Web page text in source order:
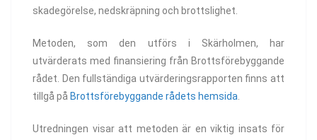
skadegörelse, nedskräpning och brottslighet.
Metoden, som den utförs i Skärholmen, har
utvärderats med finansiering från Brottsförebyggande
rådet. Den fullständiga utvärderingsrapporten finns att
tillgå på Brottsförebyggande rådets hemsida.
Utredningen visar att metoden är en viktig insats för